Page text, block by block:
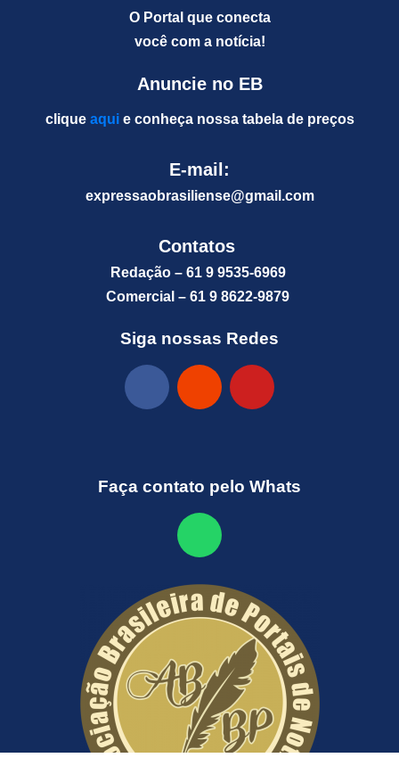
O Portal que conecta
você com a notícia!
Anuncie no EB
clique aquie conheça nossa tabela de preços
E-mail:
expressaobrasiliense@gmail.com
Contatos
Redação – 61 9 9535-6969
Comercial – 61 9 8622-9879
Siga nossas Redes
Faça contato pelo Whats